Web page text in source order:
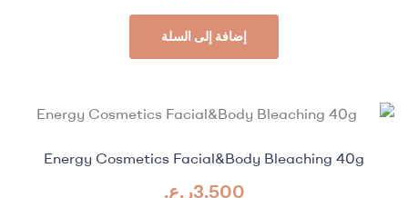
إضافة إلى السلة
Energy Cosmetics Facial&Body Bleaching 40g
3.500ر.ع.